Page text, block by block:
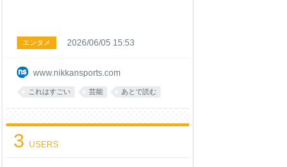
www.nikkansports.com
エンタメ 2026/06/05 15:53
これはすごい 芸能 あとで読む
3 USERS